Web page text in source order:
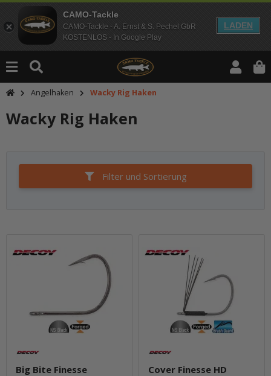
CAMO-Tackle
CAMO-Tackle - A. Ernst & S. Pechel GbR
KOSTENLOS - In Google Play
LADEN
Angelhaken Wacky Rig Haken
Wacky Rig Haken
Filter und Sortierung
Big Bite Finesse
Cover Finesse HD